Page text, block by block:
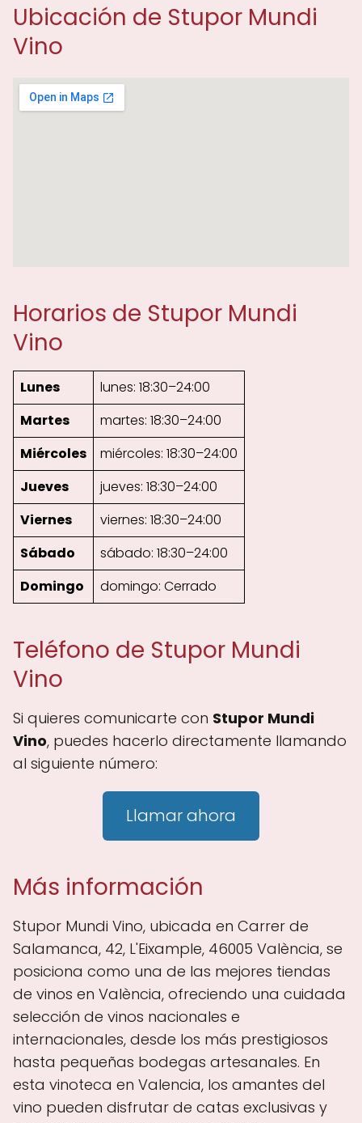
Ubicación de Stupor Mundi
Vino
Horarios de Stupor Mundi
Vino
Lunes
lunes: 18:30–24:00
Martes
martes: 18:30–24:00
Miércoles
miércoles: 18:30–24:00
Jueves
jueves: 18:30–24:00
Viernes
viernes: 18:30–24:00
Sábado
sábado: 18:30–24:00
Domingo
domingo: Cerrado
Teléfono de Stupor Mundi
Vino
Si quieres comunicarte con Stupor Mundi
Vino, puedes hacerlo directamente llamando
al siguiente número:
Llamar ahora
Más información
Stupor Mundi Vino, ubicada en Carrer de
Salamanca, 42, L'Eixample, 46005 València, se
posiciona como una de las mejores tiendas
de vinos en València, ofreciendo una cuidada
selección de vinos nacionales e
internacionales, desde los más prestigiosos
hasta pequeñas bodegas artesanales. En
esta vinoteca en Valencia, los amantes del
vino pueden disfrutar de catas exclusivas y